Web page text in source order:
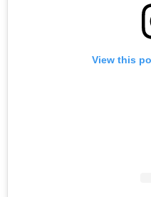
View this